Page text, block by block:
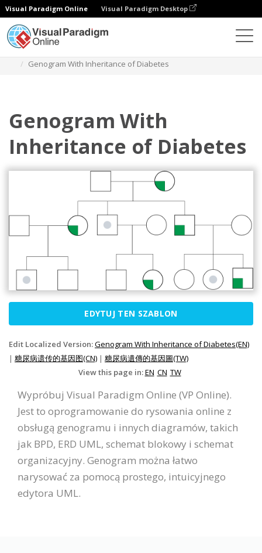
Visual Paradigm Online Visual Paradigm Desktop
Genogram With Inheritance of Diabetes
Genogram With
Inheritance of Diabetes
EDYTUJ TEN SZABLON
Edit Localized Version:Genogram With Inheritance of Diabetes(EN)
| 糖尿病遗传的基因图(CN) | 糖尿病遺傳的基因圖(TW)
View this page in:EN CN TW
Wypróbuj Visual Paradigm Online (VP Online).
Jest to oprogramowanie do rysowania online z
obsługą genogramu i innych diagramów, takich
jak BPD, ERD UML, schemat blokowy i schemat
organizacyjny. Genogram można łatwo
narysować za pomocą prostego, intuicyjnego
edytora UML.